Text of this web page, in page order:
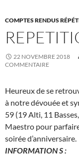
COMPTES RENDUS
22 NOVEMBRE 2018
COMMENTAIRE
Heureux de se
à notre dévouée et
59 (19 Alti, 11
Maestro pour
soirée d’anniversaire.
INFORMATION S :